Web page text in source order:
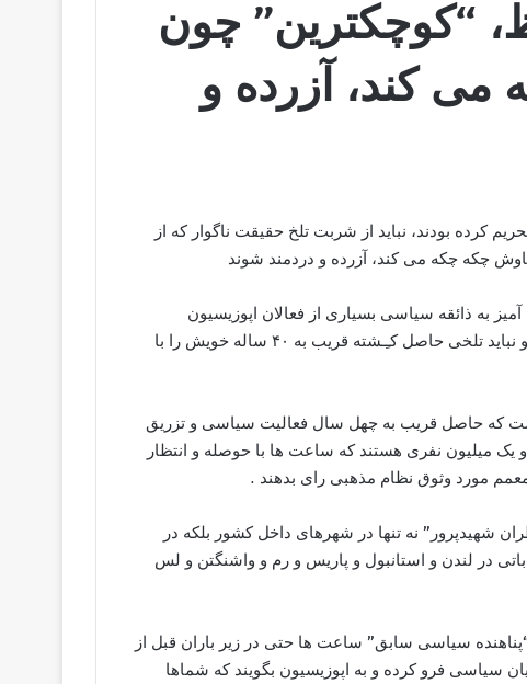
“کوچکترین” چون
کند، آزرده و
کرده بودند، نباید از شربت تلخ حقیقت ناگوار که از
چکه چکه می کند، آزرده و دردمند شوند
به ذائقه سیاسی بسیاری از فعالان اپوزیسیون
برونمرزی کمی تند و نامطلوب به نظر برسد. اما نمی توان و نباید تلخی حاصل کـِـشته قریب به ۴۰ ساله خویش را با
است که حاصل قریب به چهل سال فعالیت سیاسی و تزریق
یک میلیون نفری هستند که ساعت ها با حوصله و انتظار
مورد وثوق نظام مذهبی رای بدهند .
نه تنها در شهرهای داخل کشور بلکه در
در لندن و استانبول و پاریس و رم و واشنگتن و لس
سیاسی سابق” ساعت ها حتی در زیر باران قبل از
سیاسی فرو کرده و به اپوزیسیون بگویند که شماها